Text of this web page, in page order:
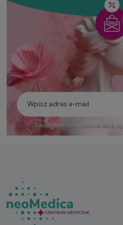
Twoje dane będą przetwarzane